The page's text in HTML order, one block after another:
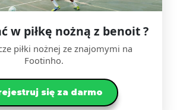
w piłkę nożną z benoit ?
piłki nożnej ze znajomymi na
Footinho.
się za darmo